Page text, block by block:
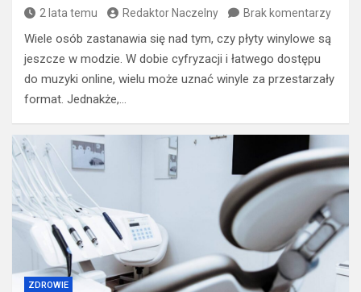
2 lata temu Redaktor Naczelny Brak komentarzy
Wiele osób zastanawia się nad tym, czy płyty winylowe są
jeszcze w modzie. W dobie cyfryzacji i łatwego dostępu
do muzyki online, wielu może uznać winyle za przestarzały
format. Jednakże,…
ZDROWIE